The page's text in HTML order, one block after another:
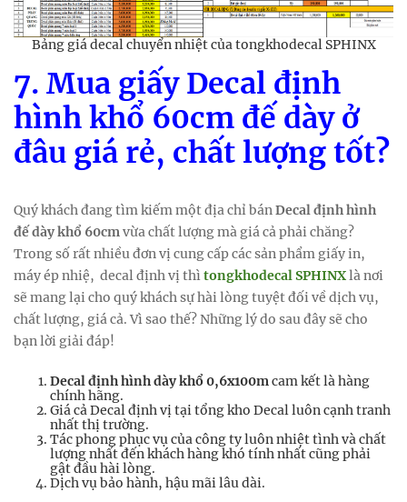
Bảng giá decal chuyển nhiệt của tongkhodecal SPHINX
7. Mua giấy Decal định
hình khổ 60cm đế dày ở
đâu giá rẻ, chất lượng tốt?
Quý khách đang tìm kiếm một địa chỉ bán Decal định hình
đế dàykhổ 60cm vừa chất lượng mà giá cả phải chăng?
Trong số rất nhiều đơn vị cung cấp các sản phẩm giấy in,
máy ép nhiệ, decal định vị thì tongkhodecal SPHINXlà nơi
sẽ mang lại cho quý khách sự hài lòng tuyệt đối về dịch vụ,
chất lượng, giá cả. Vì sao thế? Những lý do sau đây sẽ cho
bạn lời giải đáp!
Decal định hình dày khổ 0,6x100m cam kết là hàng
chính hãng.
Giá cả Decal định vị tại tổng kho Decal luôn cạnh tranh
nhất thị trường.
Tác phong phục vụ của công ty luôn nhiệt tình và chất
lượng nhất đến khách hàng khó tính nhất cũng phải
gật đầu hài lòng.
Dịch vụ bảo hành, hậu mãi lâu dài.